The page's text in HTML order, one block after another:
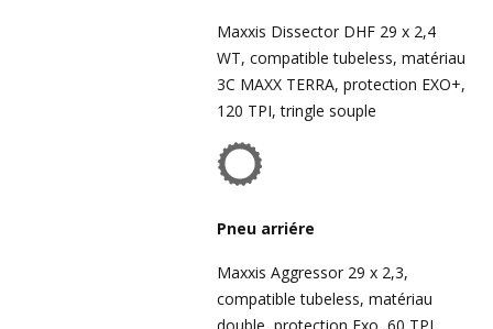
Maxxis Dissector DHF 29 x 2,4
WT, compatible tubeless, matériau
3C MAXX TERRA, protection EXO+,
120 TPI, tringle souple
Pneu arriére
Maxxis Aggressor 29 x 2,3,
compatible tubeless, matériau
double, protection Exo, 60 TPI,